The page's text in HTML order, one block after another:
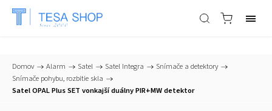
📞+421 903 553 805 info@tesa-systems.sk
Domov / Alarm / Satel / Satel Integra / Snímače a detektory /
Snímače pohybu, rozbitie skla /
Satel OPAL Plus SET vonkajší duálny PIR+MW detektor